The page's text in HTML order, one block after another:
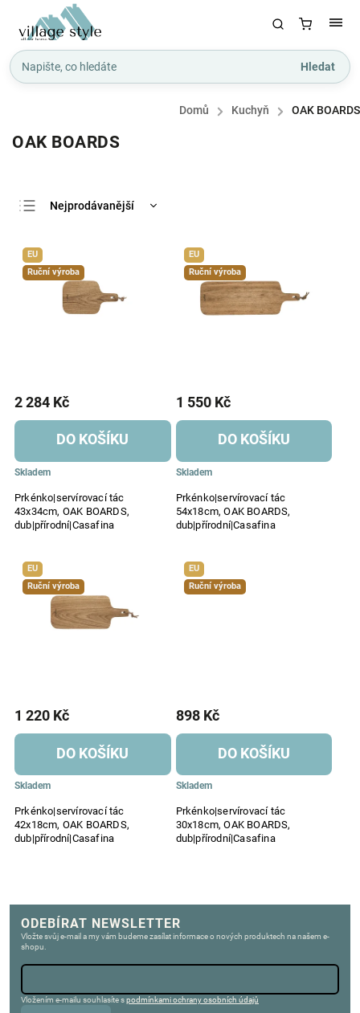
Hledat
Domů / Kuchyň / OAK BOARDS
OAK BOARDS
Nejprodávanější
Abecedně
EU
Ruční výroba
Prkénko|servírovací tác
43x34cm, OAK BOARDS,
dub|přírodní|Casafina
Skladem
2 284 Kč
DO KOŠÍKU
EU
Ruční výroba
Prkénko|servírovací tác
54x18cm, OAK BOARDS,
dub|přírodní|Casafina
Skladem
1 550 Kč
DO KOŠÍKU
EU
Ruční výroba
Prkénko|servírovací tác
42x18cm, OAK BOARDS,
dub|přírodní|Casafina
Skladem
1 220 Kč
DO KOŠÍKU
EU
Ruční výroba
Prkénko|servírovací tác
30x18cm, OAK BOARDS,
dub|přírodní|Casafina
Skladem
898 Kč
DO KOŠÍKU
ODEBÍRAT NEWSLETTER
Vložte svůj e-mail a my vám budeme zasílat informace o nových produktech na našem e-
shopu.
Vložením e-mailu souhlasíte spodmínkami ochrany osobních údajů